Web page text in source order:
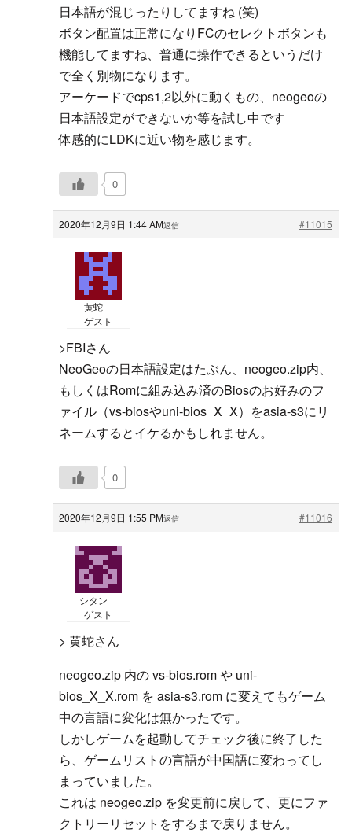
日本語が混じったりしてますね (笑)
ボタン配置は正常になりFCのセレクトボタンも
機能してますね、普通に操作できるというだけ
で全く別物になります。
アーケードでcps1,2以外に動くもの、neogeoの
日本語設定ができないか等を試し中です
体感的にLDKに近い物を感じます。
0
2020年12月9日 1:44 AM #11015
返信
黄蛇
ゲスト
>FBIさん
NeoGeoの日本語設定はたぶん、neogeo.zip内、
もしくはRomに組み込み済のBiosのお好みのフ
ァイル（vs-biosやuni-bios_X_X）をasia-s3にリ
ネームするとイケるかもしれません。
0
2020年12月9日 1:55 PM #11016
返信
シタン
ゲスト
> 黄蛇さん
neogeo.zip 内の vs-bios.rom や uni-
bios_X_X.rom を asia-s3.rom に変えてもゲーム
中の言語に変化は無かったです。
しかしゲームを起動してチェック後に終了した
ら、ゲームリストの言語が中国語に変わってし
まっていました。
これは neogeo.zip を変更前に戻して、更にファ
クトリーリセットをするまで戻りません。